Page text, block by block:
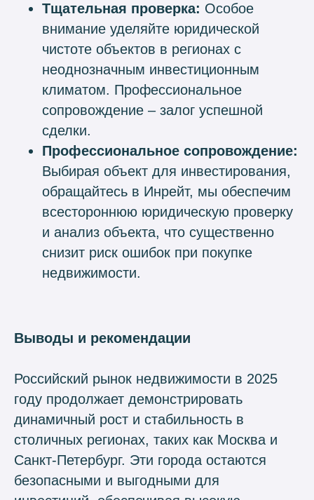
Тщательная проверка: Особое
внимание уделяйте юридической
чистоте объектов в регионах с
неоднозначным инвестиционным
климатом. Профессиональное
сопровождение – залог успешной
сделки.
Профессиональное сопровождение:
Выбирая объект для инвестирования,
обращайтесь в Инрейт, мы обеспечим
всестороннюю юридическую проверку
и анализ объекта, что существенно
снизит риск ошибок при покупке
недвижимости.
Выводы и рекомендации
Российский рынок недвижимости в 2025
году продолжает демонстрировать
динамичный рост и стабильность в
столичных регионах, таких как Москва и
Санкт-Петербург. Эти города остаются
безопасными и выгодными для